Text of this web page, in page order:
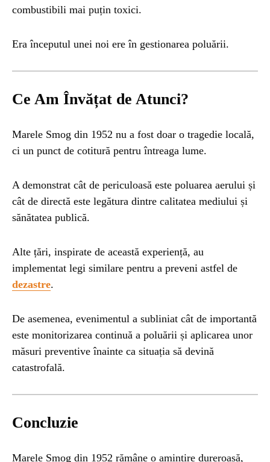
combustibili mai puțin toxici.
Era începutul unei noi ere în gestionarea poluării.
Ce Am Învățat de Atunci?
Marele Smog din 1952 nu a fost doar o tragedie locală,
ci un punct de cotitură pentru întreaga lume.
A demonstrat cât de periculoasă este poluarea aerului și
cât de directă este legătura dintre calitatea mediului și
sănătatea publică.
Alte țări, inspirate de această experiență, au
implementat legi similare pentru a preveni astfel de
dezastre.
De asemenea, evenimentul a subliniat cât de importantă
este monitorizarea continuă a poluării și aplicarea unor
măsuri preventive înainte ca situația să devină
catastrofală.
Concluzie
Marele Smog din 1952 rămâne o amintire dureroasă,